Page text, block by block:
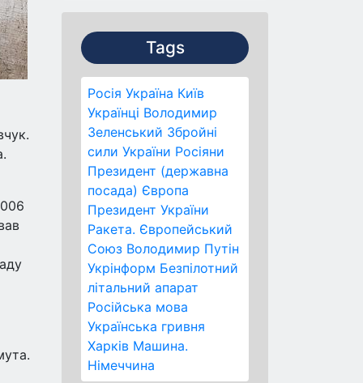
Tags
Росія Україна Київ
Українці Володимир
Зеленський Збройні
сили України Росіяни
Президент (державна
посада) Європа
Президент України
Ракета. Європейський
Союз Володимир Путін
Укрінформ Безпілотний
літальний апарат
Російська мова
Українська гривня
Харків Машина.
Німеччина